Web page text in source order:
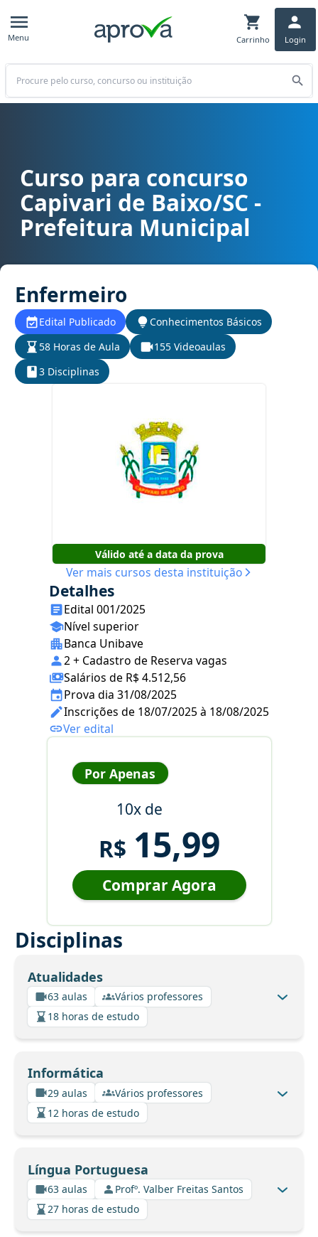
Menu Carrinho Login
Buscar
Curso para concurso Capivari de Baixo/SC - Prefeitura Municipal
Curso para concurso
Capivari de Baixo/SC -
Prefeitura Municipal
Enfermeiro
Edital Publicado
Conhecimentos Básicos
58 Horas de Aula
155 Videoaulas
3 Disciplinas
Válido até a data da prova
Ver mais cursos desta instituição
Detalhes
Edital 001/2025
Nível superior
Banca Unibave
2 + Cadastro de Reserva vagas
Salários de R$ 4.512,56
Prova dia 31/08/2025
Inscrições de 18/07/2025 à 18/08/2025
Ver edital
Por Apenas
10x de
R$ 15,99
Comprar Agora
Disciplinas
Atualidades
63 aulas
Vários professores
18 horas de estudo
Informática
29 aulas
Vários professores
12 horas de estudo
Língua Portuguesa
63 aulas
Profº. Valber Freitas Santos
27 horas de estudo